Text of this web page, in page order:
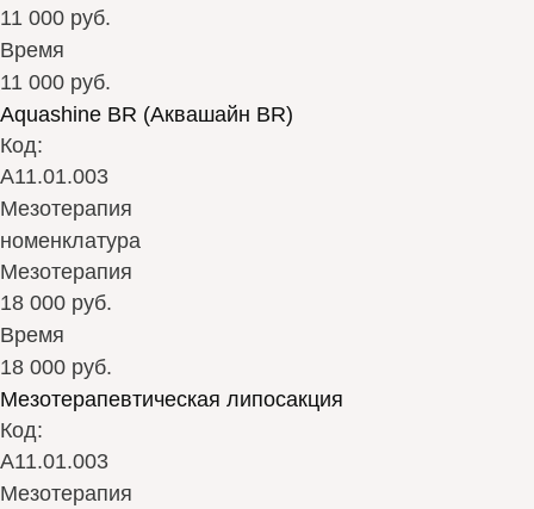
11 000 руб.
Время
11 000 руб.
Aquashine BR (Аквашайн BR)
Код:
А11.01.003
Мезотерапия
номенклатура
Мезотерапия
18 000 руб.
Время
18 000 руб.
Мезотерапевтическая липосакция
Код:
А11.01.003
Мезотерапия